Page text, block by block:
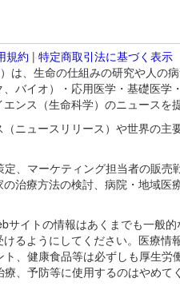
規約 | 特定商取引法に基づく表示
、生命の仕組みの研究や人の
バイオ）・応用医学・基礎医
ンス（生命科学）のニュースを
ニュースリリース）や世界の
、マーケティング担当者の販売
治療方法の検討、病院・地域
イトの情報はあくまでも一般
るようにしてください。医療
、健康食品等は必ずしも厚生
、予防等に使用するのはやめ